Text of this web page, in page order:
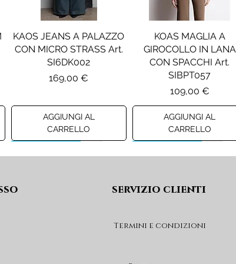
KAOS JEANS A PALAZZO
CON MICRO STRASS Art.
SI6DK002
Prezzo
169,00 €
AGGIUNGI AL
CARRELLO
KOAS MAGLIA A
GIROCOLLO IN LANA
CON SPACCHI Art.
SIBPT057
Prezzo
109,00 €
AGGIUNGI AL
CARRELLO
servizio clienti
Termini e condizioni